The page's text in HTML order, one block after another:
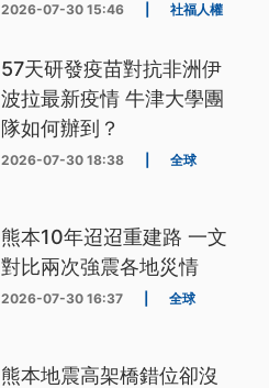
2026-07-30 15:46 社福人權
57天研發疫苗對抗非洲伊
波拉最新疫情 牛津大學團
隊如何辦到？
2026-07-30 18:38 全球
熊本10年迢迢重建路 一文
對比兩次強震各地災情
2026-07-30 16:37 全球
熊本地震高架橋錯位卻沒